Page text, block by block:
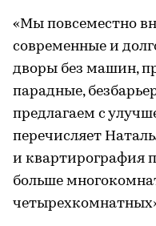
«Мы повсеместно
современные и
дворы без машин,
парадные,
предлагаем с
перечисляет
и квартирография
больше